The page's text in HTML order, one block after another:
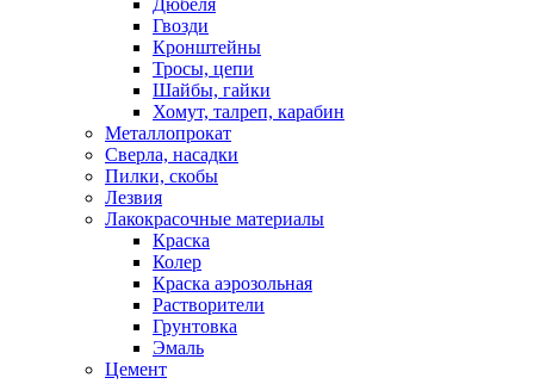
Гвозди
Кронштейны
Тросы, цепи
Шайбы, гайки
Хомут, талреп, карабин
Металлопрокат
Сверла, насадки
Пилки, скобы
Лезвия
Лакокрасочные материалы
Краска
Колер
Краска аэрозольная
Растворители
Грунтовка
Эмаль
Цемент